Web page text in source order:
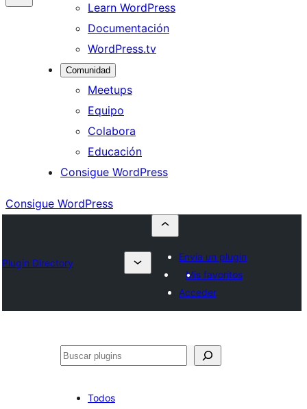
Learn WordPress
Documentación
WordPress.tv
Comunidad
Meetups
Equipo
Colabora
Educación
Consigue WordPress
Consigue WordPress
Plugin Directory
Envía un plugin
Mis favoritos
Acceder
Buscar
Todos